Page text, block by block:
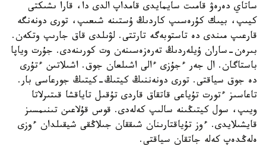
ساتاي دەرەۋ قامىت سايمايدى قامداپ الدى دا، قارا ىشىكتى
كيىپ، بيىك كۇرەسىپ كاردىڭ ۇستىنە شىعىپ، تورى دونەنگە
قارعىپ مىندى دە تاستوبەگە تارتتى. لۋىلدى قاق جارىپ وتكەن.
بىرەن-ساران ۇيلەردىڭ تەرەزەسىنەن وت كورىنەدى. جۇرت وياپا
باستاگان. ال جەر ءجۇزى ءالى اشىلعان جوق. اشىلاتىن ءتۇرى
دە جوق سياقتى. تورى دونەننىڭ كيتىڭ-كيتىڭ جورعاسى بار.
تاعاسىز ءتورت تۇياعى قاتقاق قاردى تۇقىل تاياقشا قىتىرلاتا
ويىپ، سول كيتىڭىنە سالىپ كەلەدى. قوس قۇلاعىن تىنىمسىز
قايشىلايدى. ءوز تۇياقتارىنان شىققان جىلاڭقى شيقىلدان ءوزى
ەلەڭدەپ كەلە جاتقان سياقتى.